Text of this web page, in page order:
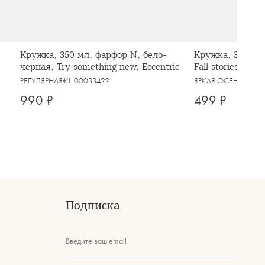
Кружка, 350 мл, фарфор N, бело-
черная, Try something new, Eccentric
РЕГУЛЯРНАЯ KL-00033422
990 ₽
Кружка, 370
Fall stories,
ЯРКАЯ ОСЕНЬ
499 ₽
Подписка
Введите ваш email